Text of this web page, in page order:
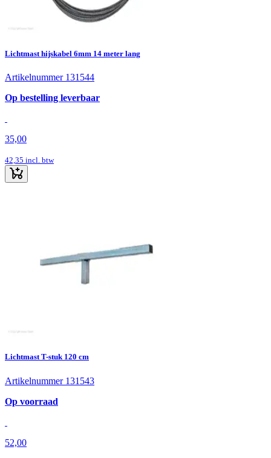
Lichtmast hijskabel 6mm 14 meter lang
Artikelnummer 131544
Op bestelling leverbaar
35,00
42,35 incl. btw
Lichtmast T-stuk 120 cm
Artikelnummer 131543
Op voorraad
52,00